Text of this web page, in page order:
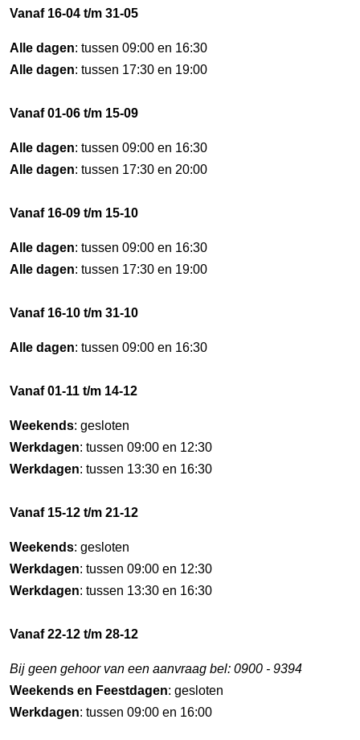
Vanaf 16-04 t/m 31-05
Alle dagen: tussen 09:00 en 16:30
Alle dagen: tussen 17:30 en 19:00
Vanaf 01-06 t/m 15-09
Alle dagen: tussen 09:00 en 16:30
Alle dagen: tussen 17:30 en 20:00
Vanaf 16-09 t/m 15-10
Alle dagen: tussen 09:00 en 16:30
Alle dagen: tussen 17:30 en 19:00
Vanaf 16-10 t/m 31-10
Alle dagen: tussen 09:00 en 16:30
Vanaf 01-11 t/m 14-12
Weekends: gesloten
Werkdagen: tussen 09:00 en 12:30
Werkdagen: tussen 13:30 en 16:30
Vanaf 15-12 t/m 21-12
Weekends: gesloten
Werkdagen: tussen 09:00 en 12:30
Werkdagen: tussen 13:30 en 16:30
Vanaf 22-12 t/m 28-12
Bij geen gehoor van een aanvraag bel: 0900 - 9394
Weekends en Feestdagen: gesloten
Werkdagen: tussen 09:00 en 16:00